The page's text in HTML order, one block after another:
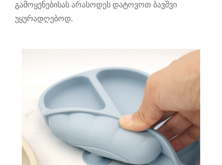
გამოყენებისას არასოდეს დატოვოთ ბავშვი
უყურადღებოდ.